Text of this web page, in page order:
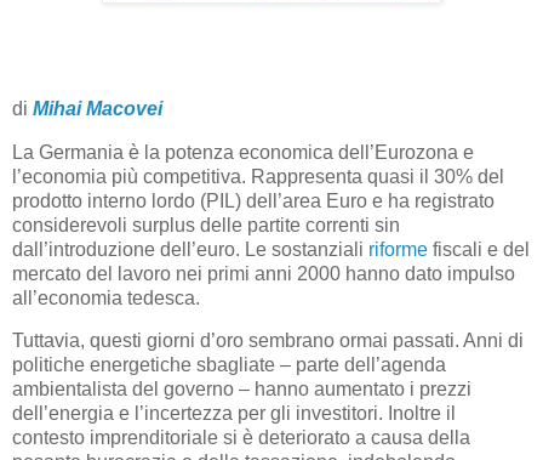
di Mihai Macovei
La Germania è la potenza economica dell’Eurozona e
l’economia più competitiva. Rappresenta quasi il 30% del
prodotto interno lordo (PIL) dell’area Euro e ha registrato
considerevoli surplus delle partite correnti sin
dall’introduzione dell’euro. Le sostanziali riforme fiscali e del
mercato del lavoro nei primi anni 2000 hanno dato impulso
all’economia tedesca.
Tuttavia, questi giorni d’oro sembrano ormai passati. Anni di
politiche energetiche sbagliate – parte dell’agenda
ambientalista del governo – hanno aumentato i prezzi
dell’energia e l’incertezza per gli investitori. Inoltre il
contesto imprenditoriale si è deteriorato a causa della